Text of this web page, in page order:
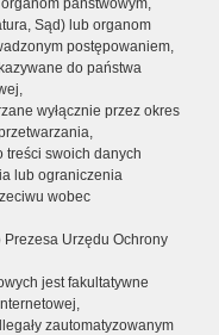
państwowym,
Sąd) lub organom
postępowaniem,
do państwa
wyłącznie przez okres
treści swoich danych
lub ograniczenia
wobec
Urzędu Ochrony
jest fakultatywne
zautomatyzowanym